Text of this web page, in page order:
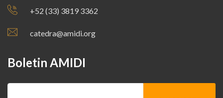
+52 (33) 3819 3362
catedra@amidi.org
Boletin AMIDI